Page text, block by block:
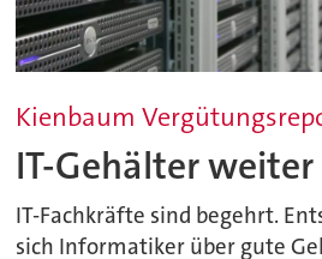
Kienbaum
IT-Gehälter
IT-Fachkräfte sind begehrt.
sich Informatiker über gute